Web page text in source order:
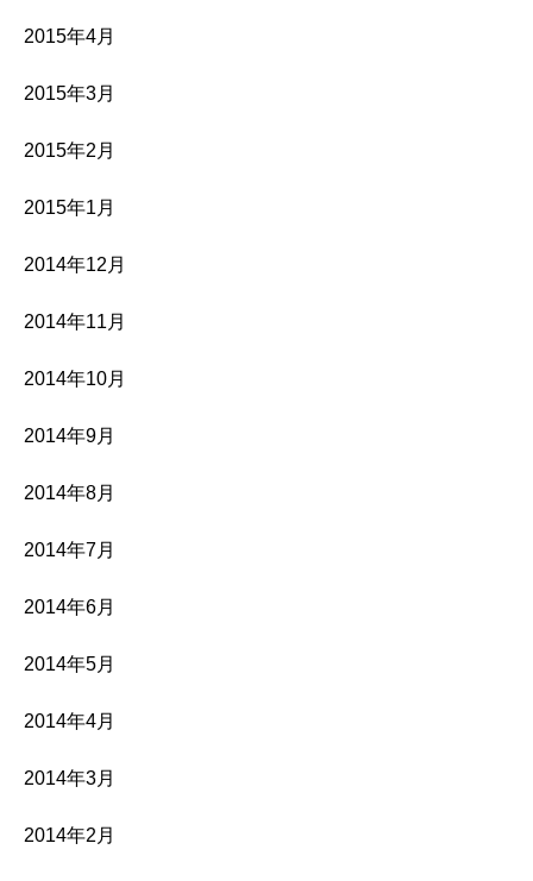
2015年4月
2015年3月
2015年2月
2015年1月
2014年12月
2014年11月
2014年10月
2014年9月
2014年8月
2014年7月
2014年6月
2014年5月
2014年4月
2014年3月
2014年2月